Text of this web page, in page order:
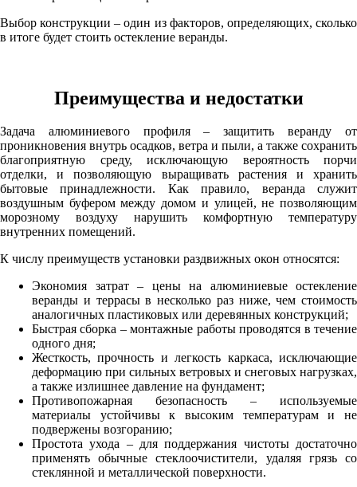
Выбор конструкции – один из факторов, определяющих, сколько
в итоге будет стоить остекление веранды.
Преимущества и недостатки
Задача алюминиевого профиля – защитить веранду от
проникновения внутрь осадков, ветра и пыли, а также сохранить
благоприятную среду, исключающую вероятность порчи
отделки, и позволяющую выращивать растения и хранить
бытовые принадлежности. Как правило, веранда служит
воздушным буфером между домом и улицей, не позволяющим
морозному воздуху нарушить комфортную температуру
внутренних помещений.
К числу преимуществ установки раздвижных окон относятся:
Экономия затрат – цены на алюминиевые остекление
веранды и террасы в несколько раз ниже, чем стоимость
аналогичных пластиковых или деревянных конструкций;
Быстрая сборка – монтажные работы проводятся в течение
одного дня;
Жесткость, прочность и легкость каркаса, исключающие
деформацию при сильных ветровых и снеговых нагрузках,
а также излишнее давление на фундамент;
Противопожарная безопасность – используемые
материалы устойчивы к высоким температурам и не
подвержены возгоранию;
Простота ухода – для поддержания чистоты достаточно
применять обычные стеклоочистители, удаляя грязь со
стеклянной и металлической поверхности.